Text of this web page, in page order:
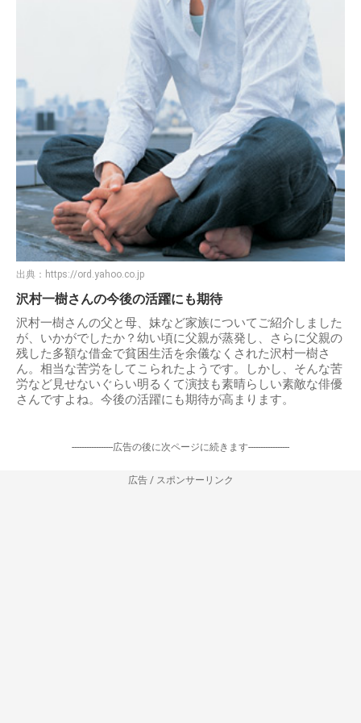
出典： https://ord.yahoo.co.jp
沢村一樹さんの今後の活躍にも期待
沢村一樹さんの父と母、妹など家族についてご紹介しました
が、いかがでしたか？幼い頃に父親が蒸発し、さらに父親の
残した多額な借金で貧困生活を余儀なくされた沢村一樹さ
ん。相当な苦労をしてこられたようです。しかし、そんな苦
労など見せないぐらい明るくて演技も素晴らしい素敵な俳優
さんですよね。今後の活躍にも期待が高まります。
-----------------広告の後に次ページに続きます-----------------
広告 / スポンサーリンク